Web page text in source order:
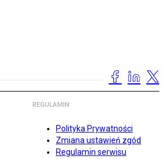
REGULAMIN
Polityka Prywatności
Zmiana ustawień zgód
Regulamin serwisu